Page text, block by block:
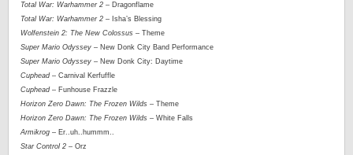
Total War: Warhammer 2 – Dragonflame
Total War: Warhammer 2 – Isha’s Blessing
Wolfenstein 2: The New Colossus – Theme
Super Mario Odyssey – New Donk City Band Performance
Super Mario Odyssey – New Donk City: Daytime
Cuphead– Carnival Kerfuffle
Cuphead– Funhouse Frazzle
Horizon Zero Dawn: The Frozen Wilds – Theme
Horizon Zero Dawn: The Frozen Wilds – White Falls
Armikrog – Er..uh..hummm..
Star Control 2 – Orz